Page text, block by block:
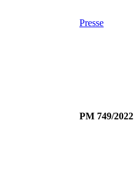
Presse
PM 749/2022